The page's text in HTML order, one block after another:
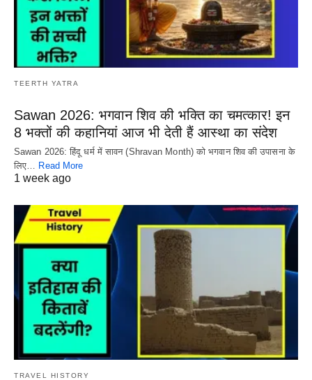
TEERTH YATRA
Sawan 2026: भगवान शिव की भक्ति का चमत्कार! इन
8 भक्तों की कहानियां आज भी देती हैं आस्था का संदेश
Sawan 2026: हिंदू धर्म में सावन (Shravan Month) को भगवान शिव की उपासना के
लिए…
Read More
1 week ago
TRAVEL HISTORY